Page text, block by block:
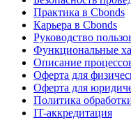
Практика в Cbonds
Карьера в Cbonds
Руководство
Функциональные
Описание
Оферта для
Оферта для
Политика
IT-аккредитация